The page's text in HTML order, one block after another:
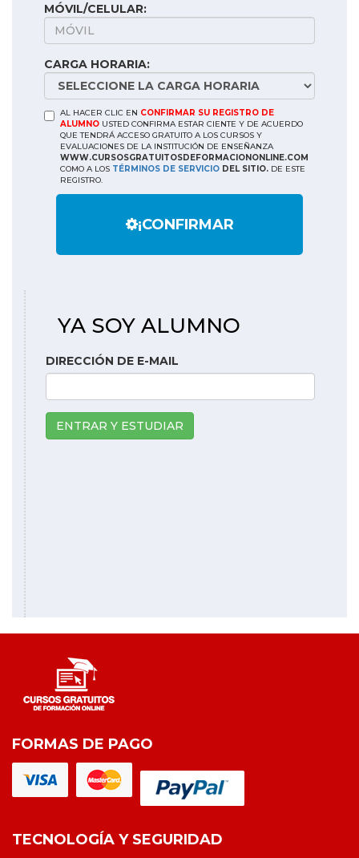
MÓVIL/CELULAR:
CARGA HORARIA:
AL HACER CLIC EN CONFIRMAR SU REGISTRO DE
ALUMNO USTED CONFIRMA ESTAR CIENTE Y DE ACUERDO
QUE TENDRÁ ACCESO GRATUITO A LOS CURSOS Y
EVALUACIONES DE LA INSTITUCIÓN DE ENSEÑANZA
WWW.CURSOSGRATUITOSDEFORMACIONONLINE.COM
COMO A LOS TÉRMINOS DE SERVICIO DEL SITIO. DE ESTE
REGISTRO.
¡CONFIRMAR
YA SOY ALUMNO
DIRECCIÓN DE E-MAIL
ENTRAR Y ESTUDIAR
FORMAS DE PAGO
TECNOLOGÍA Y SEGURIDAD